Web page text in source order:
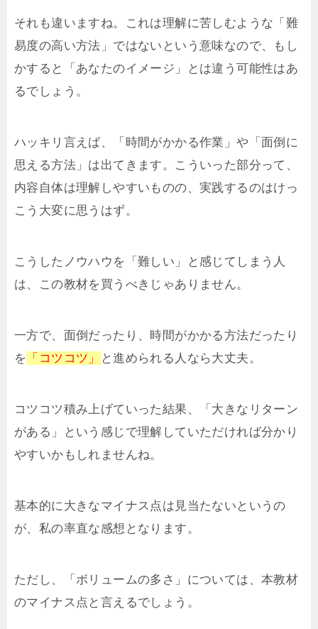
それも違いますね。これは理解に苦しむような「難
易度の高い方法」ではないという意味なので、もし
かすると「あなたのイメージ」とは違う可能性はあ
るでしょう。
ハッキリ言えば、「時間がかかる作業」や「面倒に
思える方法」は出てきます。こういった部分って、
内容自体は理解しやすいものの、実践するのはけっ
こう大変に思うはず。
こうしたノウハウを「難しい」と感じてしまう人
は、この教材を買うべきじゃありません。
一方で、面倒だったり、時間がかかる方法だったり
を 「コツコツ」 と進められる人なら大丈夫。
コツコツ積み上げていった結果、「大きなリターン
がある」という感じで理解していただければ分かり
やすいかもしれませんね。
基本的に大きなマイナス点は見当たないというの
が、私の率直な感想となります。
ただし、「ボリュームの多さ」については、本教材
のマイナス点と言えるでしょう。